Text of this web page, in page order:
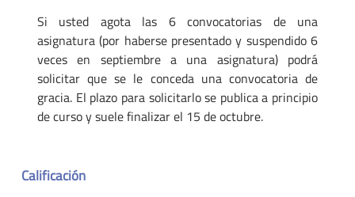
Si usted agota las 6 convocatorias de una
asignatura (por haberse presentado y suspendido 6
veces en septiembre a una asignatura) podrá
solicitar que se le conceda una convocatoria de
gracia. El plazo para solicitarlo se publica a principio
de curso y suele finalizar el 15 de octubre.
Calificación